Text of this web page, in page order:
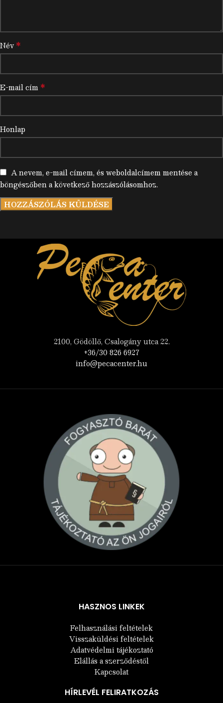
Név *
E-mail cím *
Honlap
A nevem, e-mail címem, és weboldalcímem mentése a
böngészőben a következő hozzászólásomhoz.
2100, Gödöllő, Csalogány utca 22.
+36/30 826 6927
info@pecacenter.hu
HASZNOS LINKEK
Felhasználási feltételek
Visszaküldési feltételek
Adatvédelmi tájékoztató
Elállás a szerződéstől
Kapcsolat
HÍRLEVÉL FELIRATKOZÁS